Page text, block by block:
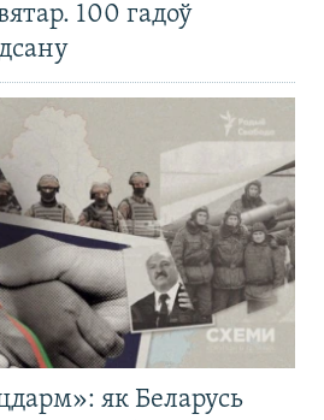
100 гадоў
як Беларусь